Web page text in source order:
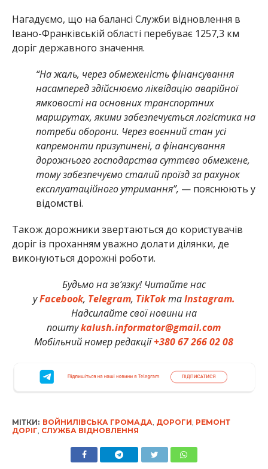
Нагадуємо, що на балансі Служби відновлення в
Івано-Франківській області перебуває 1257,3 км
доріг державного значення.
“На жаль, через обмеженість фінансування
насамперед здійснюємо ліквідацію аварійної
ямковості на основних транспортних
маршрутах, якими забезпечується логістика на
потреби оборони. Через воєнний стан усі
капремонти призупинені, а фінансування
дорожнього господарства суттєво обмежене,
тому забезпечуємо сталий проїзд за рахунок
експлуатаційного утримання”, — пояснюють у
відомстві.
Також дорожники звертаються до користувачів
доріг із проханням уважно долати ділянки, де
виконуються дорожні роботи.
Будьмо на зв’язку! Читайте нас
уFacebook, Telegram, TikTokтаInstagram.
Надсилайте свої новини на
поштуkalush.informator@gmail.com
Мобільний номер редакції+380 67 266 02 08
МІТКИ: ВОЙНИЛІВСЬКА ГРОМАДА, ДОРОГИ, РЕМОНТ
ДОРІГ, СЛУЖБА ВІДНОВЛЕННЯ